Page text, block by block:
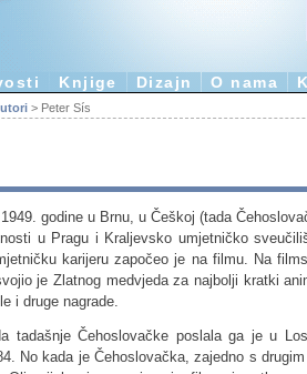
Knjige Dizajn O nama
> Peter Sís
godine u Brnu, u Češkoj (tada
u Pragu i Kraljevsko umjetničko
karijeru započeo je na filmu. Na
je Zlatnog medvjeda za najbolji kratki
i druge nagrade.
tadašnje Čehoslovačke poslala ga je u
No kada je Čehoslovačka, zajedno s